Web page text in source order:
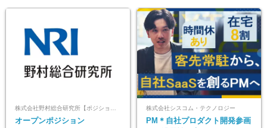
株式会社野村総合研究所【ポジションマッチ登録】
オープンポジション
株式会社シスコム・テクノロジー
PM＊自社プロダクト開発参画